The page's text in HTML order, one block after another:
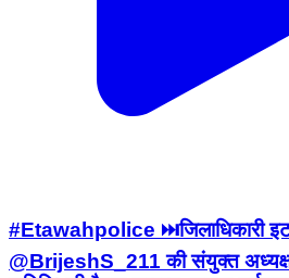
#Etawahpolice ⏭️जिलाधिकारी
@BrijeshS_211 की संयुक्त